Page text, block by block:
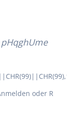
pHqghUme
oder R